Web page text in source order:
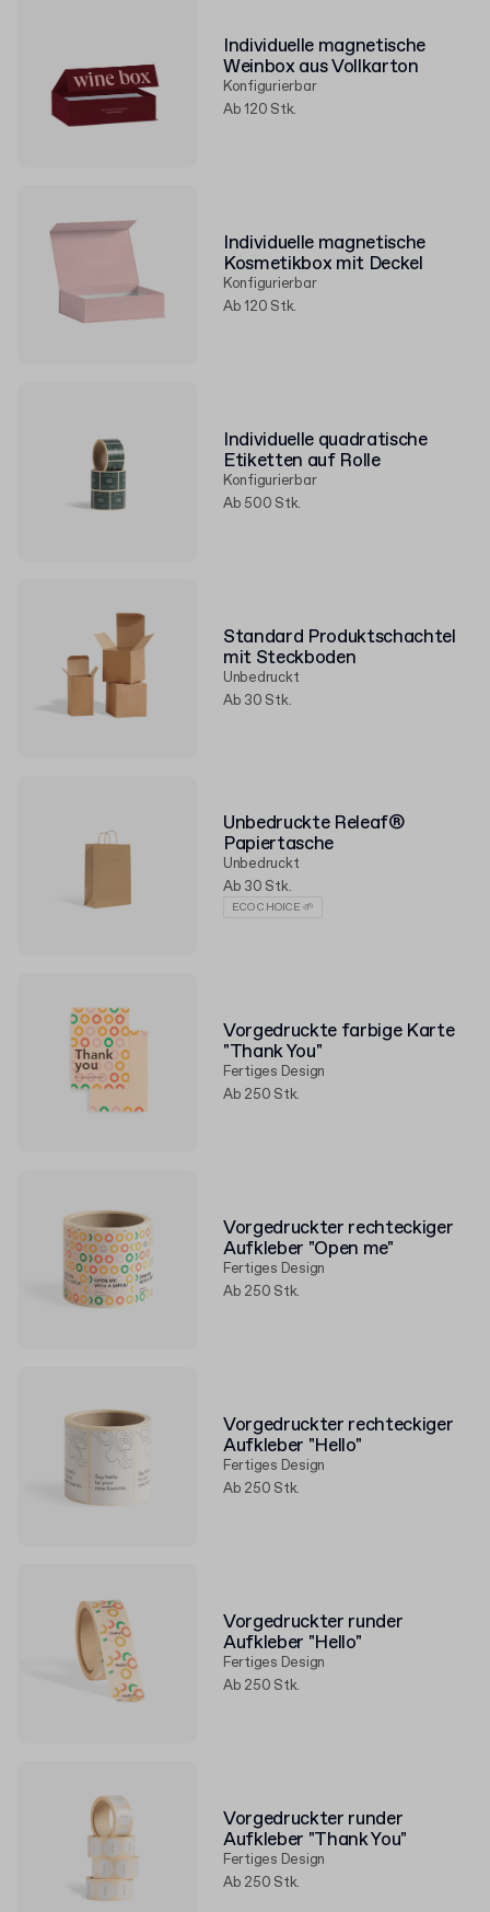
Individuelle magnetische
Weinbox aus Vollkarton
Konfigurierbar
Ab 120 Stk.
Individuelle magnetische
Kosmetikbox mit Deckel
Konfigurierbar
Ab 120 Stk.
Individuelle quadratische
Etiketten auf Rolle
Konfigurierbar
Ab 500 Stk.
Standard Produktschachtel
mit Steckboden
Unbedruckt
Ab 30 Stk.
Unbedruckte Releaf®
Papiertasche
Unbedruckt
Ab 30 Stk.
ECO CHOICE 🌱
Vorgedruckte farbige Karte
"Thank You"
Fertiges Design
Ab 250 Stk.
Vorgedruckter rechteckiger
Aufkleber "Open me"
Fertiges Design
Ab 250 Stk.
Vorgedruckter rechteckiger
Aufkleber "Hello"
Fertiges Design
Ab 250 Stk.
Vorgedruckter runder
Aufkleber "Hello"
Fertiges Design
Ab 250 Stk.
Vorgedruckter runder
Aufkleber "Thank You"
Fertiges Design
Ab 250 Stk.